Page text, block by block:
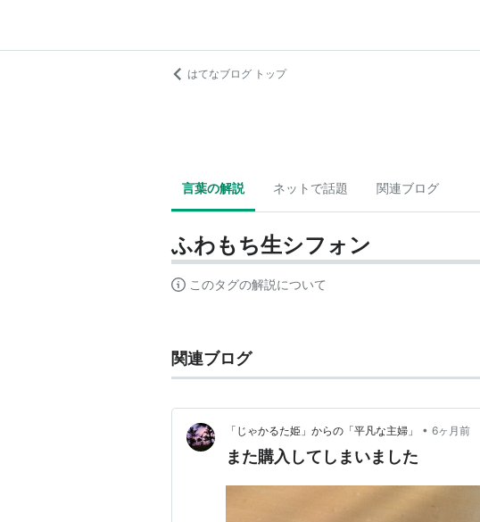
はてなブログ トップ
言葉の解説 ネットで話題 関連ブログ
ふわもち生シフォン
このタグの解説について
関連ブログ
「じゃかるた姫」からの「平凡な主婦」 • 6ヶ月前
また購入してしまいました